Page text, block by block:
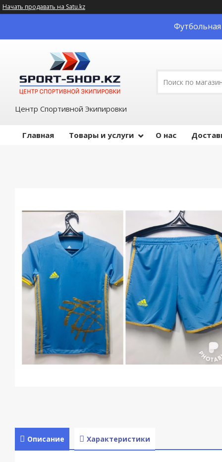
Начать продавать на Satu.kz
Футбольная
Центр Спортивной Экипировки
Главная Товары и услуги О нас
Описание Характеристики